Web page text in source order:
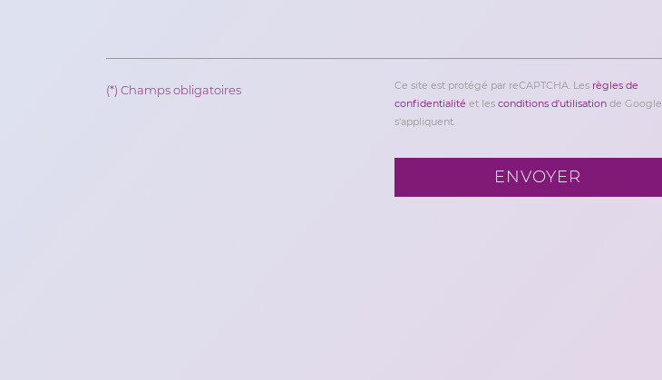
(*) Champs obligatoires Ce site est protégé par reCAPTCHA. Les règles de
confidentialité et les conditions d'utilisationde Google
s'appliquent.
ENVOYER